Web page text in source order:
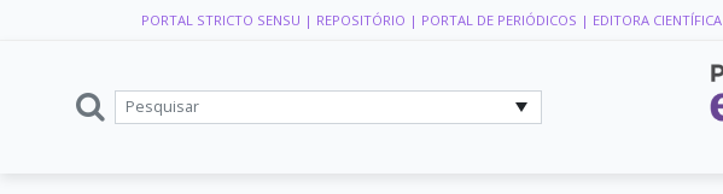
PORTAL STRICTO SENSU | REPOSITÓRIO | PORTAL DE PERIÓDICOS | EDITORA CIENTÍFICA